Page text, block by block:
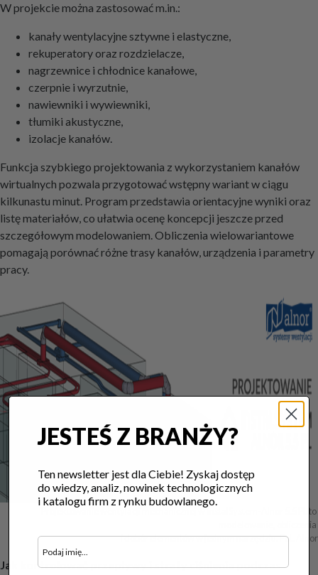
W projekcie można zastosować m.in.:
kanały wentylacyjne sztywne i elastyczne,
rekuperatory oraz rozdzielacze,
nagrzewnice i chłodnice kanałowe,
czerpnie i wyrzutnie,
nawiewniki i wywiewniki,
tłumiki akustyczne,
izolacje kanałów.
Funkcja szybkiego projektowania z wykorzystaniem kanałów
wirtualnych pozwala przygotować wstępny wariant w ciągu
kilkunastu minut. Program przedstawia orientacyjne wyniki oraz
listę materiałów, co ułatwia ocenę koncepcji jeszcze przed
szczegółowym modelowaniem. Obliczenia wielowariantowe
pomagają porównać różne trasy kanałów, urządzenia i parametry
pracy.
Projektowanie wentylacji mechanicznej w InstalSystem-Alnor 5.5 PL to
modelowanie, obliczenia
i dobór elementów w jednym narzędziu. Fot. Alnor
Jak kontrolować przepływy i straty ciśnienia podczas
JESTEŚ Z BRANŻY?
Ten newsletter jest dla Ciebie! Zyskaj dostęp
do wiedzy, analiz, nowinek technologicznych
i katalogu firm z rynku budowlanego.